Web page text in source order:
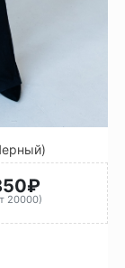
20000)